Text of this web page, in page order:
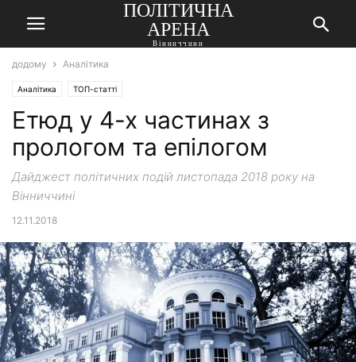
ПОЛІТИЧНА
АРЕНА
Вінниччини
додому Аналітика
Аналітика ТОП-статті
Етюд у 4-х частинах з
прологом та епілогом
Дайджест політичних подій листопада 2018 року на
Вінниччині
12.11.2018